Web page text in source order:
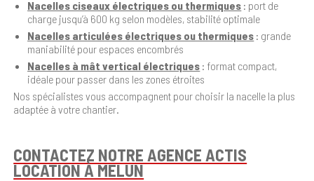
Nacelles ciseaux électriques ou thermiques : port de
charge jusqu’à 600 kg selon modèles, stabilité optimale
Nacelles articulées électriques ou thermiques : grande
maniabilité pour espaces encombrés
Nacelles à mât vertical électriques : format compact,
idéale pour passer dans les zones étroites
Nos spécialistes vous accompagnent pour choisir la nacelle la plus
adaptée à votre chantier.
CONTACTEZ NOTRE AGENCE ACTIS
LOCATION À MELUN